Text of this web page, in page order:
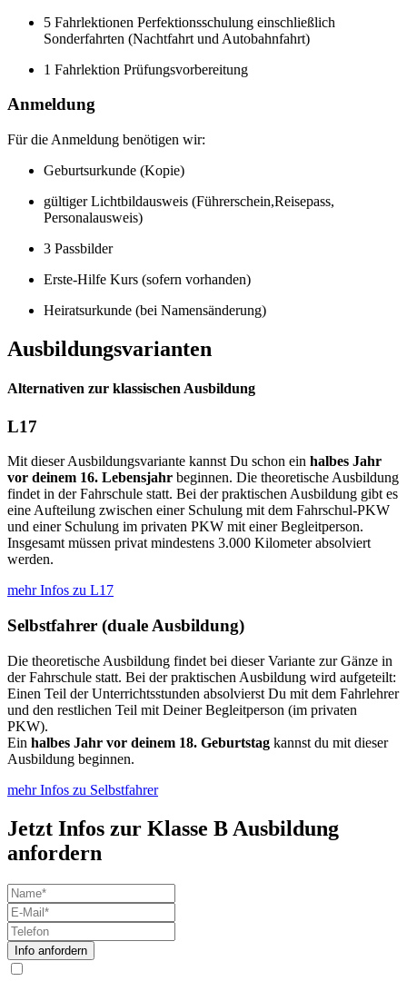
5 Fahrlektionen Perfektionsschulung einschließlich
Sonderfahrten (Nachtfahrt und Autobahnfahrt)
1 Fahrlektion Prüfungsvorbereitung
Anmeldung
Für die Anmeldung benötigen wir:
Geburtsurkunde (Kopie)
gültiger Lichtbildausweis (Führerschein,Reisepass,
Personalausweis)
3 Passbilder
Erste-Hilfe Kurs (sofern vorhanden)
Heiratsurkunde (bei Namensänderung)
Ausbildungsvarianten
Alternativen zur klassischen Ausbildung
L17
Mit dieser Ausbildungsvariante kannst Du schon ein halbes Jahr
vor deinem 16. Lebensjahr beginnen. Die theoretische Ausbildung
findet in der Fahrschule statt. Bei der praktischen Ausbildung gibt es
eine Aufteilung zwischen einer Schulung mit dem Fahrschul-PKW
und einer Schulung im privaten PKW mit einer Begleitperson.
Insgesamt müssen privat mindestens 3.000 Kilometer absolviert
werden.
mehr Infos zu L17
Selbstfahrer (duale Ausbildung)
Die theoretische Ausbildung findet bei dieser Variante zur Gänze in
der Fahrschule statt. Bei der praktischen Ausbildung wird aufgeteilt:
Einen Teil der Unterrichtsstunden absolvierst Du mit dem Fahrlehrer
und den restlichen Teil mit Deiner Begleitperson (im privaten
PKW).
Ein halbes Jahr vor deinem 18. Geburtstag kannst du mit dieser
Ausbildung beginnen.
mehr Infos zu Selbstfahrer
Jetzt Infos zur Klasse B Ausbildung
anfordern
name
email
phone